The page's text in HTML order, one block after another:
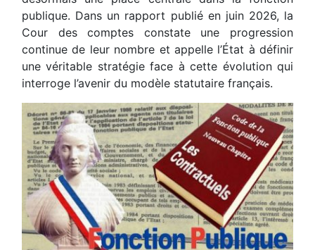
publique. Dans un rapport publié en juin 2026, la
Cour des comptes constate une progression
continue de leur nombre et appelle l’État à définir
une véritable stratégie face à cette évolution qui
interroge l’avenir du modèle statutaire français.